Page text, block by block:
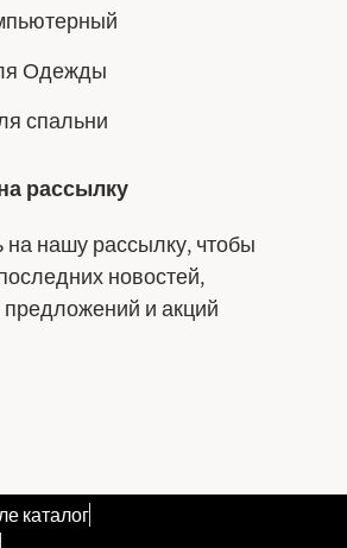
Одежды
спальни
рассылку
нашу рассылку, чтобы
новостей,
и акций
каталог